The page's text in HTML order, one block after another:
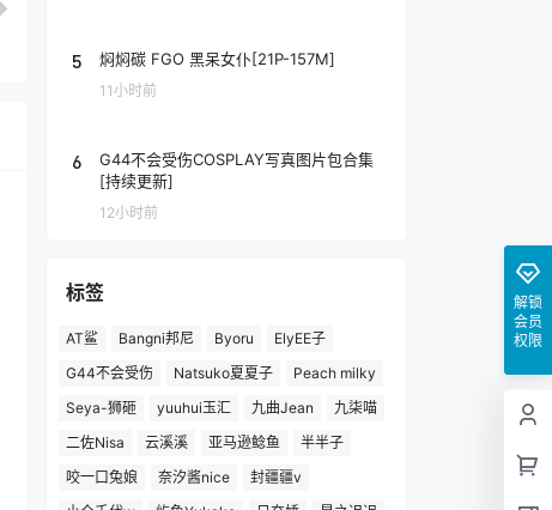
5 焖焖碳 FGO 黑呆女仆[21P-157M]
11小时前
6
G44不会受伤COSPLAY写真图片包合集
[持续更新]
12小时前
标签
AT鲨 Bangni邦尼 Byoru
ElyEE子
G44不会受伤
Natsuko夏夏子
Peach milky
Seya-狮砸
yuuhui玉汇 九曲Jean
九柒喵
二佐Nisa
云溪溪 亚马逊鲶鱼
半半子
咬一口兔娘
奈汐酱nice
封疆疆v
解锁
会员
权限